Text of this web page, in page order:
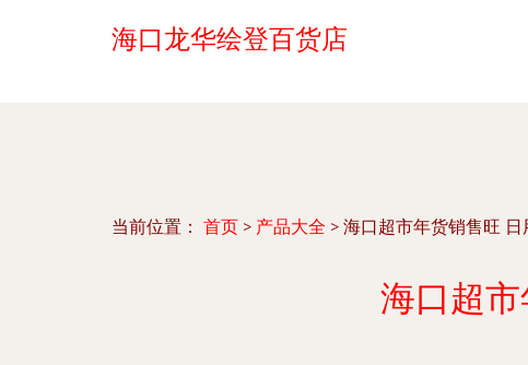
海口龙华绘登百货店
当前位置： 首页 > 产品大全 > 海口超市年货销售旺
海口超